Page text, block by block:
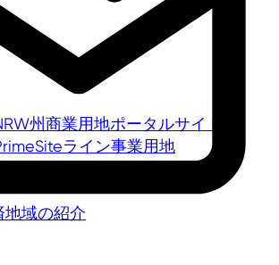
州商業用地ポータルサイト
ライン事業用地
地域の紹介